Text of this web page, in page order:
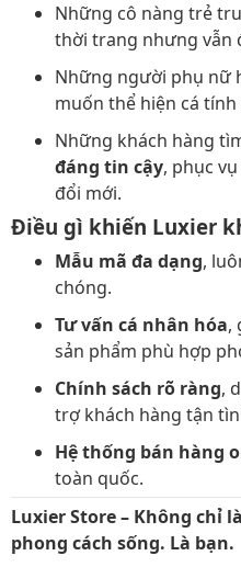
Những cô nàng trẻ
thời trang nhưng vẫn
Những người phụ nữ
muốn thể hiện cá
Những khách hàng
đáng tin cậy, phục
đổi mới.
Điều gì khiến Luxier
Mẫu mã đa dạng,
chóng.
Tư vấn cá nhân hóa,
sản phẩm phù hợp
Chính sách rõ ràng,
trợ khách hàng tận
Hệ thống bán hàng
toàn quốc.
Luxier Store – Không chỉ
phong cách sống. Là bạn.